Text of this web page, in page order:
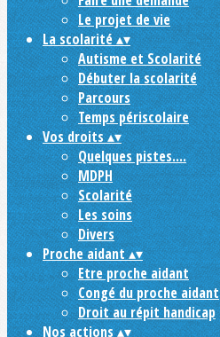
Le projet de vie
La scolarité▴▾
Autisme et Scolarité
Débuter la scolarité
Parcours
Temps périscolaire
Vos droits▴▾
Quelques pistes....
MDPH
Scolarité
Les soins
Divers
Proche aidant▴▾
Etre proche aidant
Congé du proche aidant
Droit au répit handicap
Nos actions▴▾